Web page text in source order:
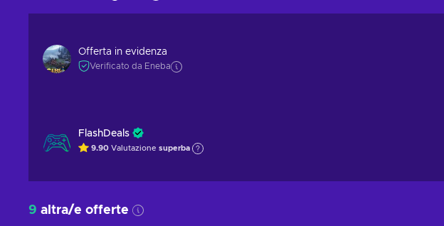
Offerta in evidenza
Verificato da Eneba
FlashDeals
9.90 Valutazione superba
9 altra/e offerte